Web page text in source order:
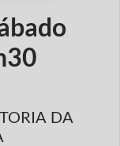
DA